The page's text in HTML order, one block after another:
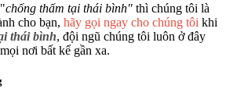
chống thấm tại thái bình" thì chúng tôi là
cho bạn, hãy gọi ngay cho chúng tôi khi
thái bình, đội ngũ chúng tôi luôn ở đây
nơi bất kể gần xa.